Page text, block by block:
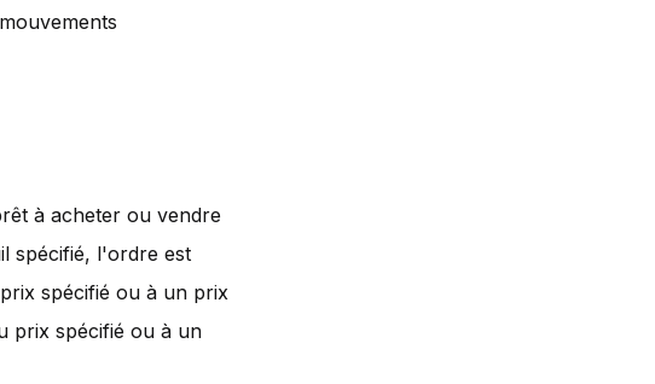
à acheter ou vendre
spécifié, l'ordre est
spécifié ou à un prix
prix spécifié ou à un